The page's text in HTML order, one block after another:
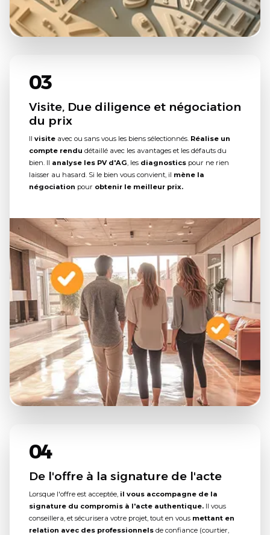
03
Visite, Due diligence et négociation
du prix
Il visite avec ou sans vous les biens sélectionnés. Réalise un
compte rendu détaillé avec les avantages et les défauts du
bien. Il analyse les PV d'AG, les diagnostics pour ne rien
laisser au hasard. Si le bien vous convient, il mène la
négociation pour obtenir le meilleur prix.
04
De l'offre à la signature de l'acte
Lorsque l'offre est acceptée, il vous accompagne de la
signature du compromis à l'acte authentique. Il vous
conseillera, et sécurisera votre projet, tout en vous mettant en
relation avec des professionnels de confiance (courtier,